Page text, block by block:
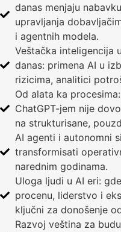
danas menjaju
upravljanja
i agentnih modela.
Veštačka inteligencija
danas: primena AI u
rizicima, analitici
Od alata ka
ChatGPT-jem nije
na strukturisane,
AI agenti i autonomni
transformisati
narednim godinama.
Uloga ljudi u AI eri:
procenu, liderstvo i
ključni za donošenje
Razvoj veština za